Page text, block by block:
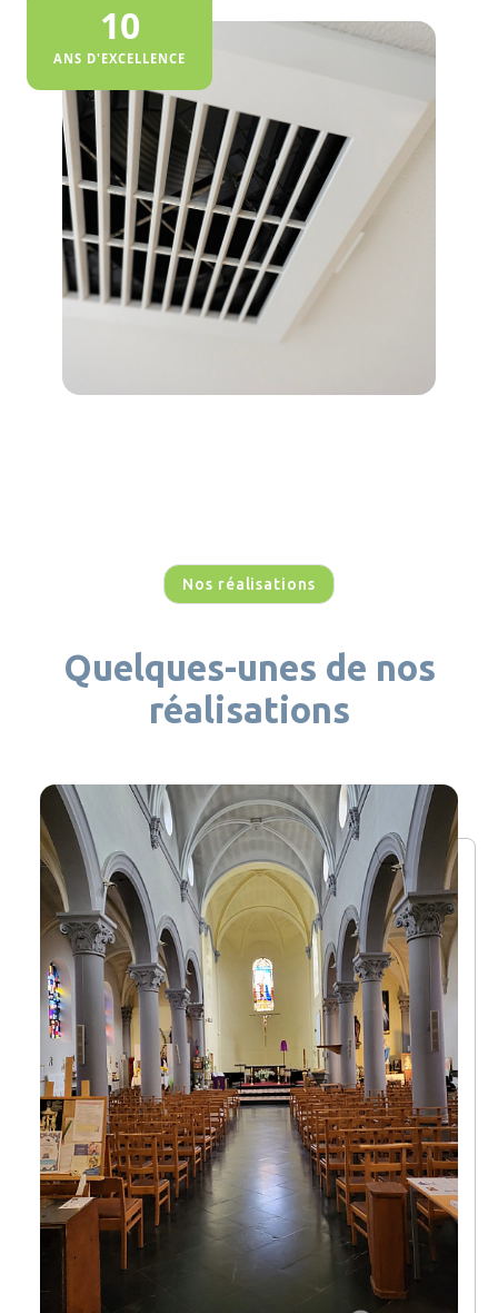
10
ANS D'EXCELLENCE
Nos réalisations
Quelques-unes de nos
réalisations